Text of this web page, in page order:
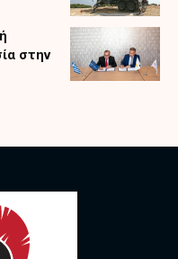
στην